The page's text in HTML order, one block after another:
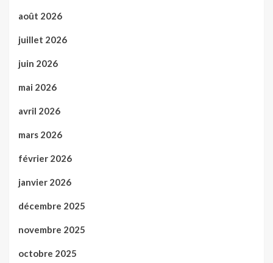
août 2026
juillet 2026
juin 2026
mai 2026
avril 2026
mars 2026
février 2026
janvier 2026
décembre 2025
novembre 2025
octobre 2025